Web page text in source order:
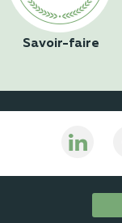
Savoir-faire